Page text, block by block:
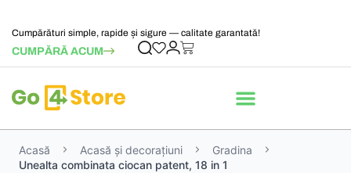
Cumpărături simple, rapide și sigure — calitate garantată!
CUMPĂRĂ ACUM
Acasă Acasă și decorațiuni
Gradina
Unealta combinata ciocan patent, 18 in 1